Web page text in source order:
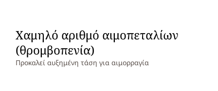
Χαμηλό αριθμό αιμοπεταλίων
(θρομβοπενία)
Προκαλεί αυξημένη τάση για αιμορραγία